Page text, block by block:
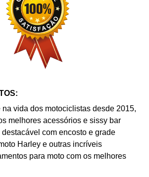
na vida dos motociclistas desde 2015,
melhores acessórios e sissy bar
com encosto e grade
Harley e outras incríveis
para moto com os melhores